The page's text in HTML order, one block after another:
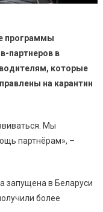
программы
партнеров в
которые
на карантин
Мы
партнёрам», –
запущена в Беларуси
более